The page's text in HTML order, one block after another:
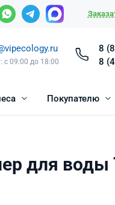
с 09:00 до 18:00
8
8
Покупателю
для воды